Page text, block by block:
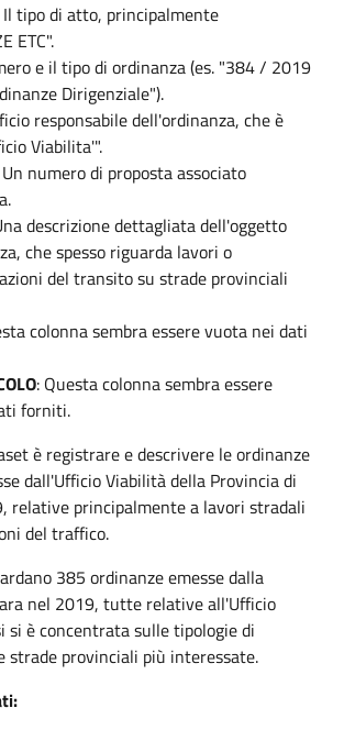
Il tipo di atto, principalmente
ETC".
e il tipo di ordinanza (es. "384 / 2019
Dirigenziale").
responsabile dell'ordinanza, che è
Viabilita'".
Un numero di proposta associato
descrizione dettagliata dell'oggetto
che spesso riguarda lavori o
del transito su strade provinciali
colonna sembra essere vuota nei dati
: Questa colonna sembra essere
forniti.
è registrare e descrivere le ordinanze
dall'Ufficio Viabilità della Provincia di
relative principalmente a lavori stradali
del traffico.
385 ordinanze emesse dalla
nel 2019, tutte relative all'Ufficio
si è concentrata sulle tipologie di
strade provinciali più interessate.